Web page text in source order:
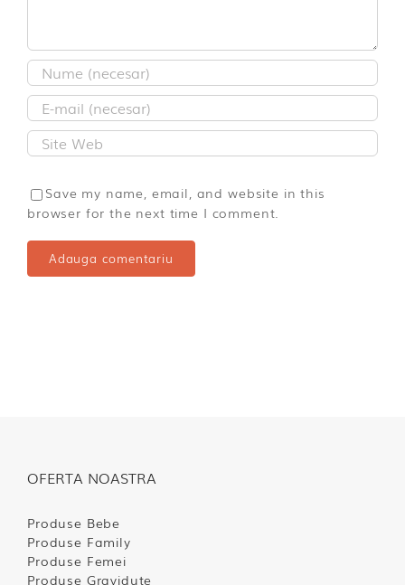
Save my name, email, and website in this
browser for the next time I comment.
OFERTA NOASTRA
Produse Bebe
Produse Family
Produse Femei
Produse Gravidute